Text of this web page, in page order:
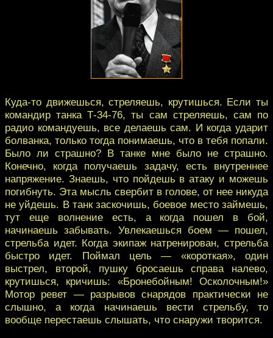
Куда-то движешься, стреляешь, крутишься. Если ты
командир танка Т-34-76, ты сам стреляешь, сам по
радио командуешь, все делаешь сам. И когда ударит
болванка, только тогда понимаешь, что в тебя попали.
Было ли страшно? В танке мне было не страшно.
Конечно, когда получаешь задачу, есть внутреннее
напряжение. Знаешь, что пойдешь в атаку и можешь
погибнуть. Эта мысль свербит в голове, от нее никуда
не уйдешь. В танк заскочишь, боевое место займешь,
тут еще волнение есть, а когда пошел в бой,
начинаешь забывать. Увлекаешься боем — пошел,
стрельба идет. Когда экипаж натренирован, стрельба
быстро идет. Поймал цель — «короткая», один
выстрел, второй, пушку бросаешь справа налево,
крутишься, кричишь: «Бронебойным! Осколочным!»
Мотор ревет — разрывов снарядов практически не
слышно, а когда начинаешь вести стрельбу, то
вообще перестаешь слышать, что снаружи творится.